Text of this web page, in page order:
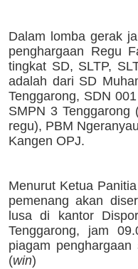
Dalam lomba gerak
penghargaan Regu
tingkat SD, SLTP,
adalah dari SD
Tenggarong, SDN
SMPN 3 Tenggarong
regu), PBM
Kangen OPJ.
Menurut Ketua
pemenang akan
lusa di kantor
Tenggarong, jam
piagam
(win)